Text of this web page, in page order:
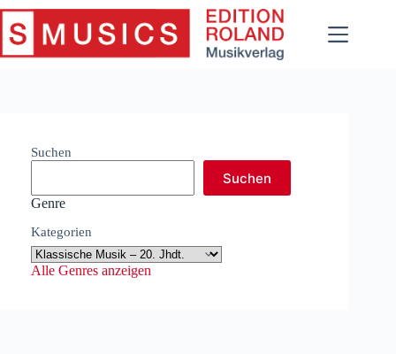
Zum
Inhalt
springen
Suchen
Suchen
Genre
Kategorien
Alle Genres anzeigen